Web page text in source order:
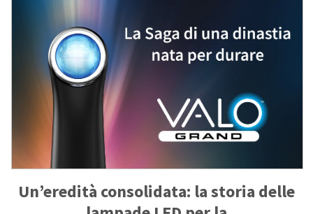
Un’eredità consolidata: la storia delle